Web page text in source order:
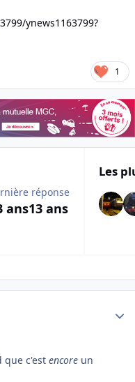
ynews1163799?
1
réponse
ans13 ans
Les
topic overview
que c'est encore un